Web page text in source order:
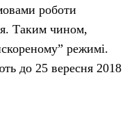
роботи
Таким чином,
режимі.
до 25 вересня 2018